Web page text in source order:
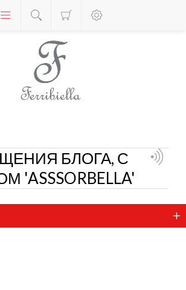
БЛОГА, С
'ASSSORBELLA'